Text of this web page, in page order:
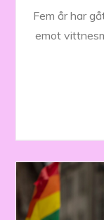
Fem år har
emot